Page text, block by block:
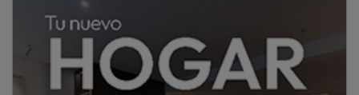
comenzaron a fabricar todo tipo de materiales para la
construcción, siendo utilizados los productos como el
cemento, el agua y el amianto. El producto estrella era
el material de construcción utilizado para cubrir las
techumbres de las viviendas conocido popularmente